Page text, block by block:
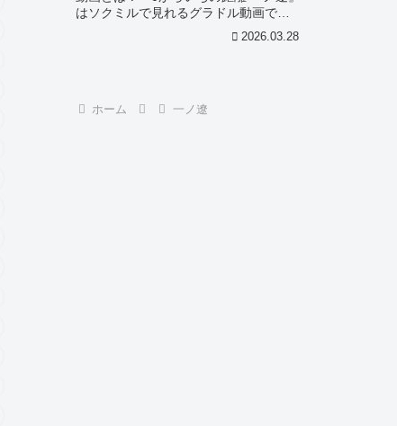
はソクミルで見れるグラドル動画で
す。作品IDは536136のこの『0からい
ちの距離 一ノ遼』について今回は見所
2026.03.28
ホーム 一ノ遼